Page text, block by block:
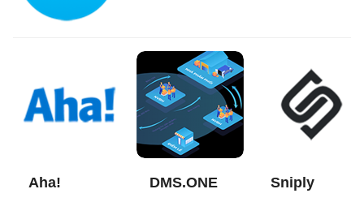
Aha! DMS.ONE Sniply